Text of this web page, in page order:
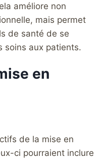
améliore non
mais permet
de santé de se
soins aux patients.
en
de la mise en
ci pourraient inclure